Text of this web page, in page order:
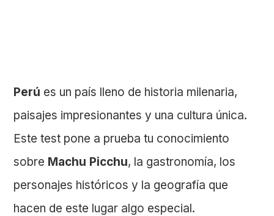
Perú es un país lleno de historia milenaria,
paisajes impresionantes y una cultura única.
Este test pone a prueba tu conocimiento
sobre Machu Picchu, la gastronomía, los
personajes históricos y la geografía que
hacen de este lugar algo especial.